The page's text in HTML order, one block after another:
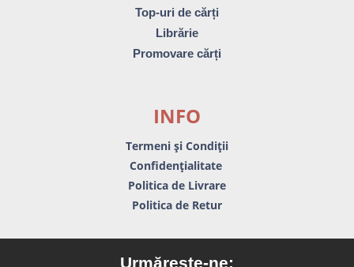
Top-uri de cărți
Librărie
Promovare cărți
INFO
Termeni și Condiții
Confidențialitate
Politica de Livrare
Politica de Retur
Urmărește-ne: